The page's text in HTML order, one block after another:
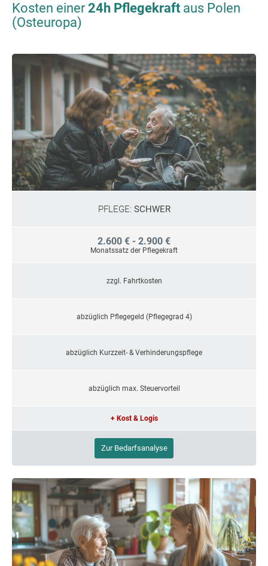
Kosten einer24h Pflegekraft aus Polen
(Osteuropa)
PFLEGE: SCHWER
2.600 € - 2.900 €
Monatssatz der Pflegekraft
zzgl. Fahrtkosten
abzüglich Pflegegeld (Pflegegrad 4)
abzüglich Kurzzeit- & Verhinderungspflege
abzüglich max. Steuervorteil
+ Kost & Logis
Zur Bedarfsanalyse